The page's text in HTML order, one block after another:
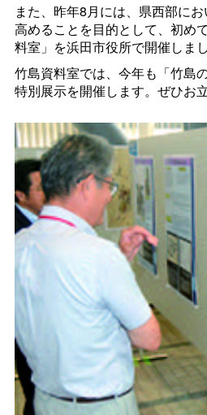
また、昨年8月には、県西部に
高めることを目的として、初め
料室」を浜田市役所で開催しまし
竹島資料室では、今年も「竹島
特別展示を開催します。ぜひお